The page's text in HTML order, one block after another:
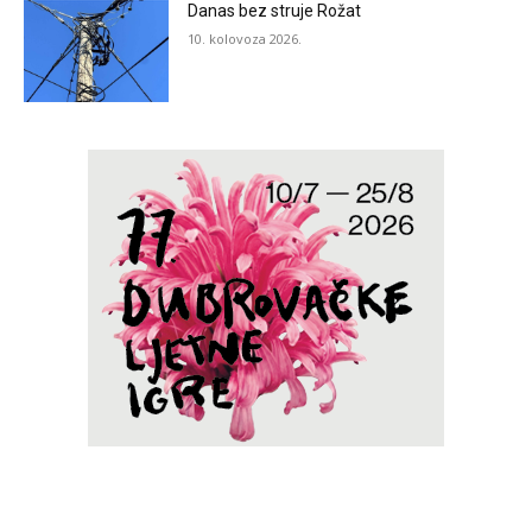
Danas bez struje Rožat
10. kolovoza 2026.